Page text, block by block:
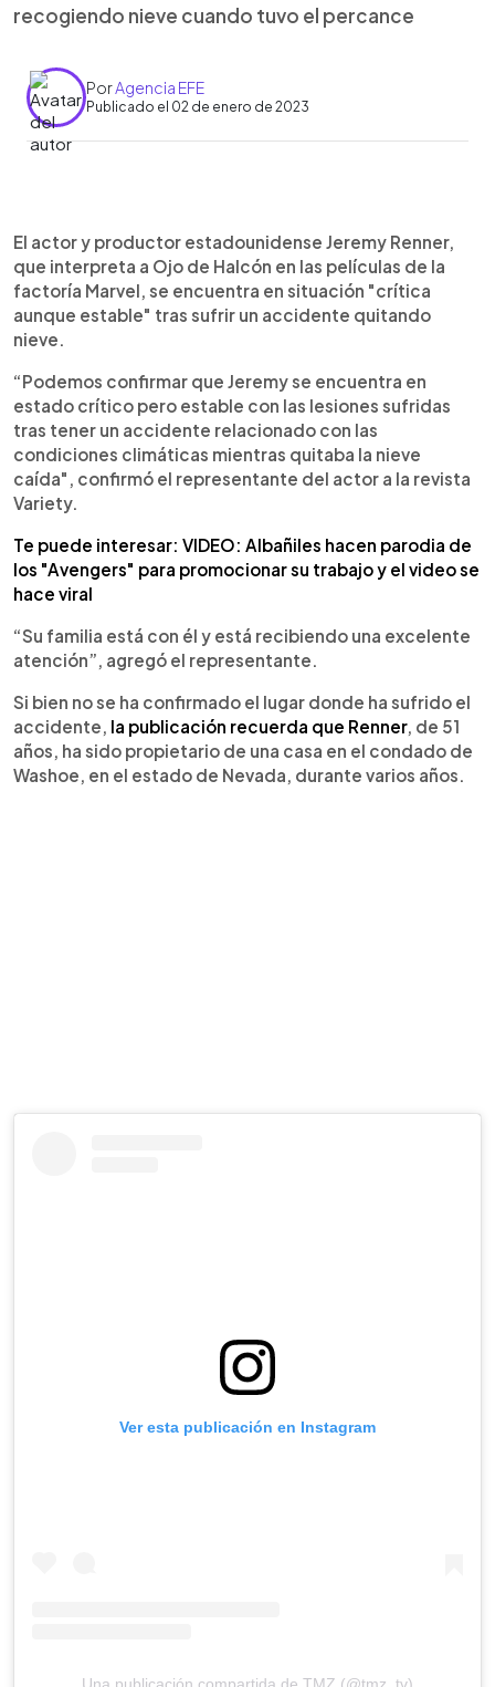
recogiendo nieve cuando tuvo el percance
PorAgencia EFE
Publicado el 02 de enero de 2023
Escuchar artículo
El actor y productor estadounidense Jeremy Renner,
que interpreta a Ojo de Halcón en las películas de la
factoría Marvel, se encuentra en situación "crítica
aunque estable" tras sufrir un accidente quitando
nieve.
“Podemos confirmar que Jeremy se encuentra en
estado crítico pero estable con las lesiones sufridas
tras tener un accidente relacionado con las
condiciones climáticas mientras quitaba la nieve
caída", confirmó el representante del actor a la revista
Variety.
Te puede interesar: VIDEO: Albañiles hacen parodia de
los "Avengers" para promocionar su trabajo y el video se
hace viral
“Su familia está con él y está recibiendo una excelente
atención”, agregó el representante.
Si bien no se ha confirmado el lugar donde ha sufrido el
accidente, la publicación recuerda que Renner, de 51
años, ha sido propietario de una casa en el condado de
Washoe, en el estado de Nevada, durante varios años.
Ver esta publicación en Instagram
Una publicación compartida de TMZ (@tmz_tv)